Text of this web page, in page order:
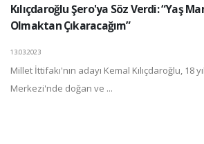
Kılıçdaroğlu Şero'ya Söz Verdi: “Yaş
Olmaktan Çıkaracağım”
13.03.2023
Millet İttifakı'nın adayı Kemal Kılıçdaroğlu, 18
Merkezi'nde doğan ve ...